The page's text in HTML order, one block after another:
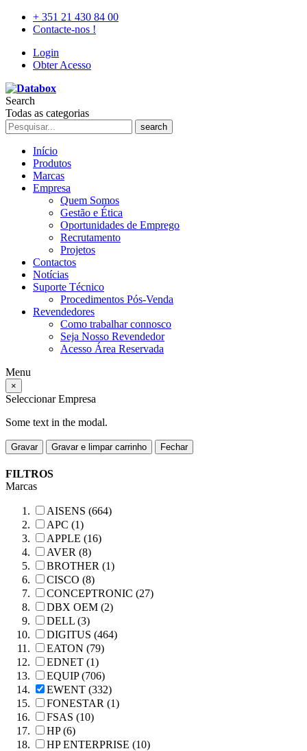
+ 351 21 430 84 00
Contacte-nos !
Login
Obter Acesso
Search
Todas as categorias
search
Início
Produtos
Marcas
Empresa
Quem Somos
Gestão e Ética
Oportunidades de Emprego
Recrutamento
Projetos
Contactos
Notícias
Suporte Técnico
Procedimentos Pós-Venda
Revendedores
Como trabalhar connosco
Seja Nosso Revendedor
Acesso Área Reservada
Menu
×
Seleccionar Empresa
Some text in the modal.
Gravar Gravar e limpar carrinho Fechar
FILTROS
Marcas
AISENS (664)
APC (1)
APPLE (16)
AVER (8)
BROTHER (1)
CISCO (8)
CONCEPTRONIC (27)
DBX OEM (2)
DELL (3)
DIGITUS (464)
EATON (79)
EDNET (1)
EQUIP (706)
EWENT (332)
FONESTAR (1)
FSAS (10)
HP (6)
HP ENTERPRISE (10)